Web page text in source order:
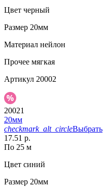
Цвет черный
Размер 20мм
Материал нейлон
Прочее мягкая
Артикул 20002
20021
20мм
checkmark_alt_circleВыбрать
17.51 р.
По 25 м
Цвет синий
Размер 20мм